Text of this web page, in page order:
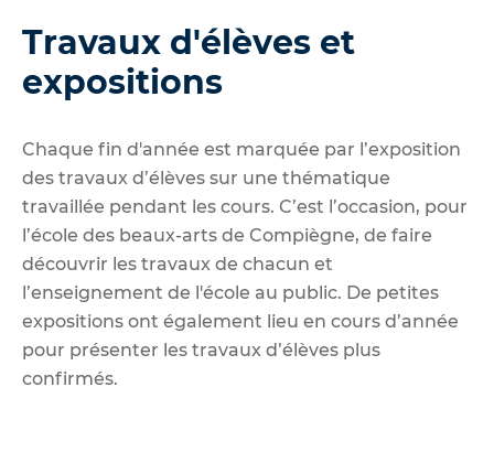
Travaux d'élèves et
expositions
Chaque fin d'année est marquée par l’exposition
des travaux d’élèves sur une thématique
travaillée pendant les cours. C’est l’occasion, pour
l’école des beaux-arts de Compiègne, de faire
découvrir les travaux de chacun et
l’enseignement de l'école au public. De petites
expositions ont également lieu en cours d’année
pour présenter les travaux d’élèves plus
confirmés.